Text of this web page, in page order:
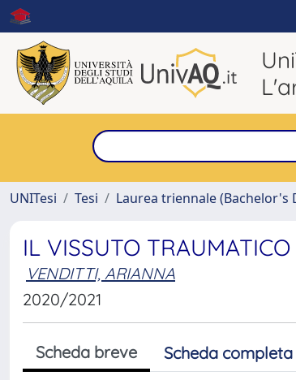
UNITesi
Tesi Laurea triennale (Bachelor's
IL VISSUTO
VENDITTI, ARIANNA
2020/2021
Scheda breve Scheda completa